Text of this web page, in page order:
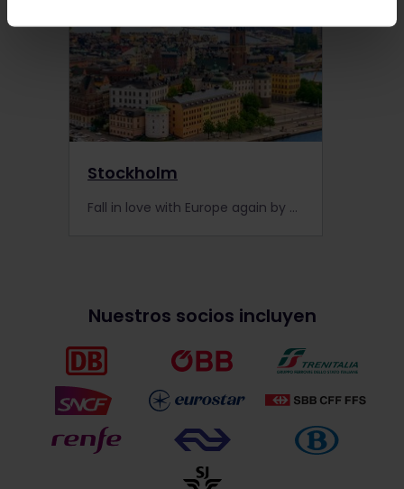
Stockholm
Fall in love with Europe again by visiting the city of Stockholm by train. Feed your love of adventure with an Interrail Pass and see the fairy tale city of Stockholm.
Nuestros socios incluyen